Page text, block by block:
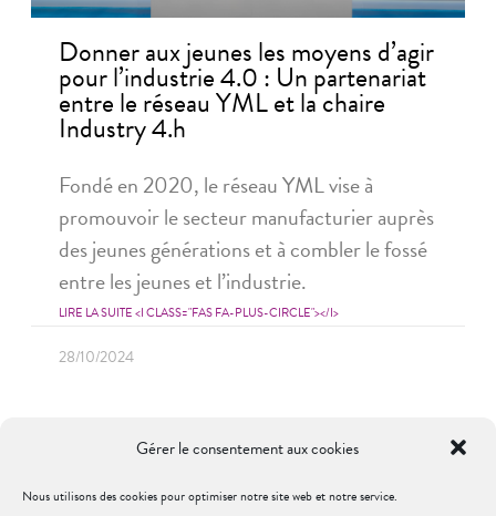
Gérer le consentement aux cookies
Nous utilisons des cookies pour optimiser notre site web et notre service.
Donner aux jeunes les moyens d’agir
pour l’industrie 4.0 : Un partenariat
entre le réseau YML et la chaire
Industry 4.h
Fondé en 2020, le réseau YML vise à
promouvoir le secteur manufacturier auprès
des jeunes générations et à combler le fossé
entre les jeunes et l’industrie.
LIRE LA SUITE <I CLASS="FAS FA-PLUS-CIRCLE"></I>
28/10/2024